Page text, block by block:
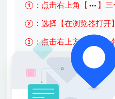
①：点击右上角【 】三
②：选择【在浏览器打开】
③：点击右上方【登
限时活动：注册新用户赠